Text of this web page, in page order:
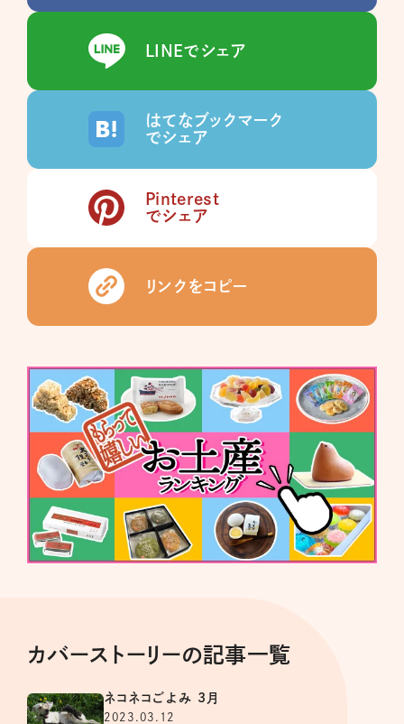
LINEでシェア
はてなブックマーク
でシェア
Pinterest
でシェア
リンクをコピー
カバーストーリーの記事一覧
ネコネコごよみ 3月
2023.03.12